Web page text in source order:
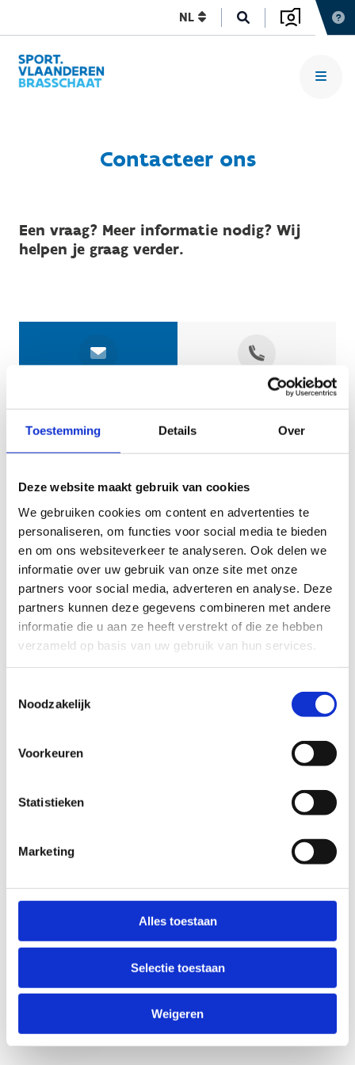
Toestemming Details Over
Deze website maakt gebruik van cookies
We gebruiken cookies om content en advertenties te
personaliseren, om functies voor social media te bieden
en om ons websiteverkeer te analyseren. Ook delen we
informatie over uw gebruik van onze site met onze
partners voor social media, adverteren en analyse. Deze
partners kunnen deze gegevens combineren met andere
informatie die u aan ze heeft verstrekt of die ze hebben
verzameld op basis van uw gebruik van hun services.
Noodzakelijk
Voorkeuren
Statistieken
Marketing
Alles toestaan
Selectie toestaan
Weigeren
NL
Contacteer ons
Een vraag? Meer informatie nodig? Wij
helpen je graag verder.
Geef aan tot welk domein jouw vraag behoort
KIES EEN DOMEIN
Jouw vraag
Anti-Robot Verification
Click to start verification
Verzend